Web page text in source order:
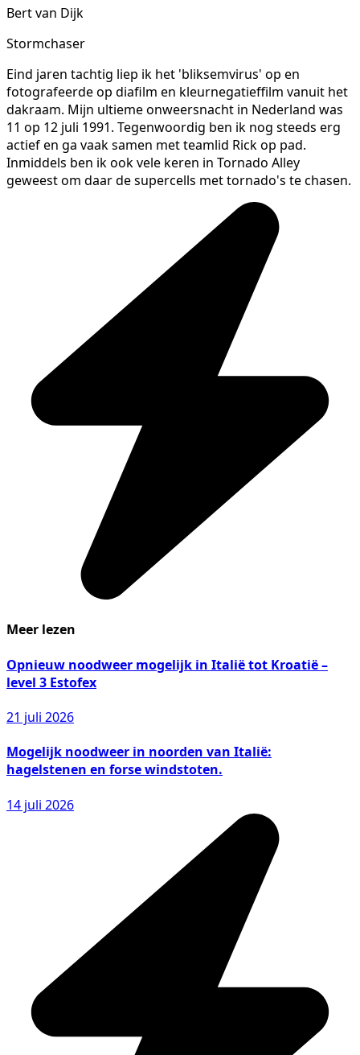
Bert van Dijk
Stormchaser
Eind jaren tachtig liep ik het 'bliksemvirus' op en
fotografeerde op diafilm en kleurnegatieffilm vanuit het
dakraam. Mijn ultieme onweersnacht in Nederland was
11 op 12 juli 1991. Tegenwoordig ben ik nog steeds erg
actief en ga vaak samen met teamlid Rick op pad.
Inmiddels ben ik ook vele keren in Tornado Alley
geweest om daar de supercells met tornado's te chasen.
Meer lezen
Opnieuw noodweer mogelijk in Italië tot Kroatië –
level 3 Estofex
21 juli 2026
Mogelijk noodweer in noorden van Italië:
hagelstenen en forse windstoten.
14 juli 2026